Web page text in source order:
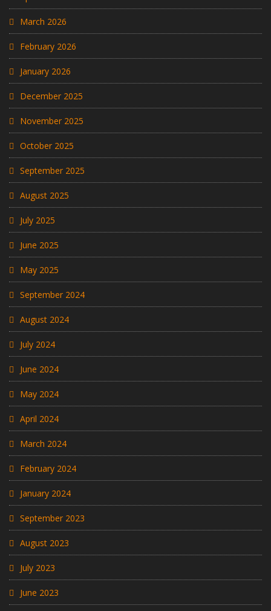
March 2026
February 2026
January 2026
December 2025
November 2025
October 2025
September 2025
August 2025
July 2025
June 2025
May 2025
September 2024
August 2024
July 2024
June 2024
May 2024
April 2024
March 2024
February 2024
January 2024
September 2023
August 2023
July 2023
June 2023